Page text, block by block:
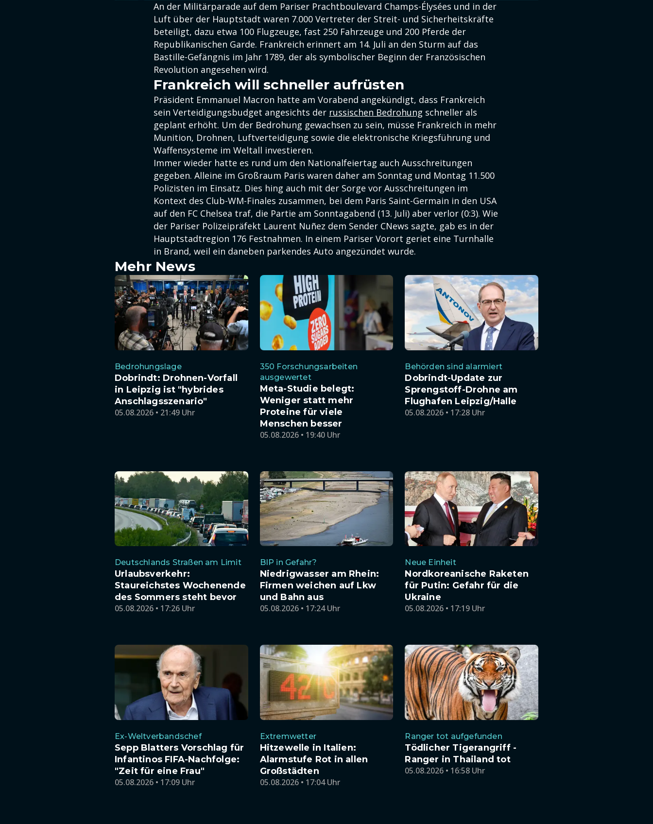
An der Militärparade auf dem Pariser Prachtboulevard Champs-Élysées und in der
Luft über der Hauptstadt waren 7.000 Vertreter der Streit- und Sicherheitskräfte
beteiligt, dazu etwa 100 Flugzeuge, fast 250 Fahrzeuge und 200 Pferde der
Republikanischen Garde. Frankreich erinnert am 14. Juli an den Sturm auf das
Bastille-Gefängnis im Jahr 1789, der als symbolischer Beginn der Französischen
Revolution angesehen wird.
Frankreich will schneller aufrüsten
Präsident Emmanuel Macron hatte am Vorabend angekündigt, dass Frankreich
sein Verteidigungsbudget angesichts der russischen Bedrohung schneller als
geplant erhöht. Um der Bedrohung gewachsen zu sein, müsse Frankreich in mehr
Munition, Drohnen, Luftverteidigung sowie die elektronische Kriegsführung und
Waffensysteme im Weltall investieren.
Immer wieder hatte es rund um den Nationalfeiertag auch Ausschreitungen
gegeben. Alleine im Großraum Paris waren daher am Sonntag und Montag 11.500
Polizisten im Einsatz. Dies hing auch mit der Sorge vor Ausschreitungen im
Kontext des Club-WM-Finales zusammen, bei dem Paris Saint-Germain in den USA
auf den FC Chelsea traf, die Partie am Sonntagabend (13. Juli) aber verlor (0:3). Wie
der Pariser Polizeipräfekt Laurent Nuñez dem Sender CNews sagte, gab es in der
Hauptstadtregion 176 Festnahmen. In einem Pariser Vorort geriet eine Turnhalle
in Brand, weil ein daneben parkendes Auto angezündet wurde.
Mehr News
Bedrohungslage
Dobrindt: Drohnen-Vorfall
in Leipzig ist "hybrides
Anschlagsszenario"
05.08.2026 • 21:49 Uhr
350 Forschungsarbeiten
ausgewertet
Meta-Studie belegt:
Weniger statt mehr
Proteine für viele
Menschen besser
05.08.2026 • 19:40 Uhr
Behörden sind alarmiert
Dobrindt-Update zur
Sprengstoff-Drohne am
Flughafen Leipzig/Halle
05.08.2026 • 17:28 Uhr
Deutschlands Straßen am Limit
Urlaubsverkehr:
Staureichstes Wochenende
des Sommers steht bevor
05.08.2026 • 17:26 Uhr
BIP in Gefahr?
Niedrigwasser am Rhein:
Firmen weichen auf Lkw
und Bahn aus
05.08.2026 • 17:24 Uhr
Neue Einheit
Nordkoreanische Raketen
für Putin: Gefahr für die
Ukraine
05.08.2026 • 17:19 Uhr
Ex-Weltverbandschef
Sepp Blatters Vorschlag für
Infantinos FIFA-Nachfolge:
"Zeit für eine Frau"
05.08.2026 • 17:09 Uhr
Extremwetter
Hitzewelle in Italien:
Alarmstufe Rot in allen
Großstädten
05.08.2026 • 17:04 Uhr
Ranger tot aufgefunden
Tödlicher Tigerangriff -
Ranger in Thailand tot
05.08.2026 • 16:58 Uhr